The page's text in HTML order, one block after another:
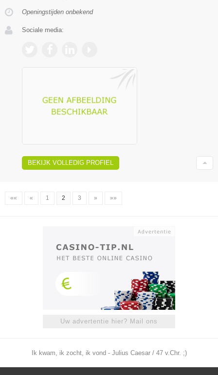
Openingstijden onbekend
Sociale media:
BEKIJK VOLLEDIG PROFIEL
«« « 1 2 3 » »»
Uw advertentie hier? Mail ons
Ik kwam, ik zocht, ik vond - Julius Caesar / 47 v.Chr. ;)